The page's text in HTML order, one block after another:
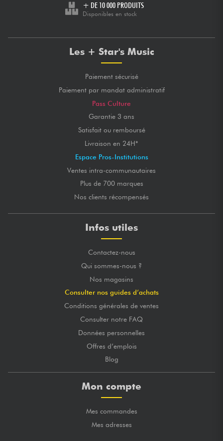
+ DE 10 000 PRODUITS
Disponibles en stock
Les + Star's Music
Paiement sécurisé
Paiement par mandat administratif
Pass Culture
Garantie 3 ans
Satisfait ou remboursé
Livraison en 24H*
Espace Pros-Institutions
Ventes intra-communautaires
Plus de 700 marques
Nos clients récompensés
Infos utiles
Contactez-nous
Qui sommes-nous ?
Nos magasins
Consulter nos guides d’achats
Conditions générales de ventes
Consulter notre FAQ
Données personnelles
Offres d’emplois
Blog
Mon compte
Mes commandes
Mes adresses